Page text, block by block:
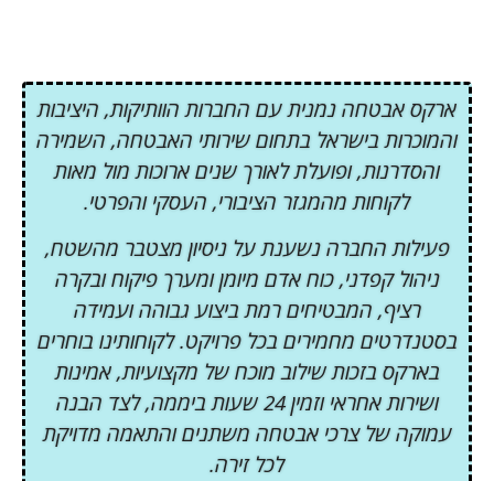
ארקס אבטחה נמנית עם החברות הוותיקות, היציבות
והמוכרות בישראל בתחום שירותי האבטחה, השמירה
והסדרנות, ופועלת לאורך שנים ארוכות מול מאות
לקוחות מהמגזר הציבורי, העסקי והפרטי.
פעילות החברה נשענת על ניסיון מצטבר מהשטח,
ניהול קפדני, כוח אדם מיומן ומערך פיקוח ובקרה
רציף, המבטיחים רמת ביצוע גבוהה ועמידה
בסטנדרטים מחמירים בכל פרויקט. לקוחותינו בוחרים
בארקס בזכות שילוב מוכח של מקצועיות, אמינות
ושירות אחראי וזמין 24 שעות ביממה, לצד הבנה
עמוקה של צרכי אבטחה משתנים והתאמה מדויקת
לכל זירה.